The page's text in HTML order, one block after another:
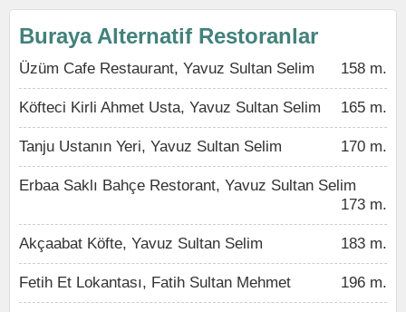
Buraya Alternatif Restoranlar
Üzüm Cafe Restaurant, Yavuz Sultan Selim 158 m.
Köfteci Kirli Ahmet Usta, Yavuz Sultan Selim 165 m.
Tanju Ustanın Yeri, Yavuz Sultan Selim 170 m.
Erbaa Saklı Bahçe Restorant, Yavuz Sultan Selim
173 m.
Akçaabat Köfte, Yavuz Sultan Selim 183 m.
Fetih Et Lokantası, Fatih Sultan Mehmet 196 m.